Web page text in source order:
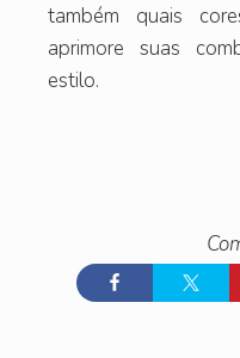
também quais
aprimore suas
estilo.